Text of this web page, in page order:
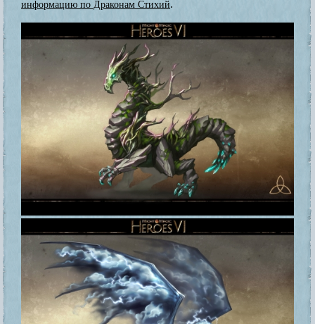
информацию по Драконам Стихий.